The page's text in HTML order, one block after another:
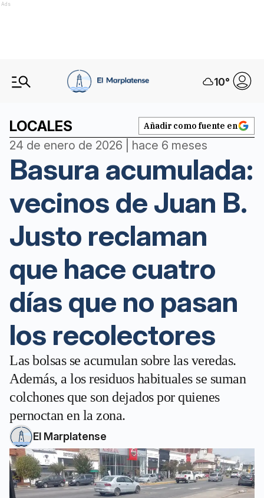
Ads
10°
LOCALES Añadir como fuente en
24 de enero de 2026 | hace 6 meses
Basura acumulada:
vecinos de Juan B.
Justo reclaman
que hace cuatro
días que no pasan
los recolectores
Las bolsas se acumulan sobre las veredas.
Además, a los residuos habituales se suman
colchones que son dejados por quienes
pernoctan en la zona.
El Marplatense